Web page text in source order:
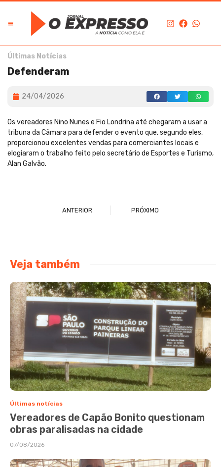
Últimas Notícias
Defenderam
24/04/2026
Os vereadores Nino Nunes e Fio Londrina até chegaram a usar a
tribuna da Câmara para defender o evento que, segundo eles,
proporcionou excelentes vendas para comerciantes locais e
elogiaram o trabalho feito pelo secretário de Esportes e Turismo,
Alan Galvão.
ANTERIOR PRÓXIMO
Veja também
Últimas notícias
Vereadores de Capão Bonito questionam
obras paralisadas na cidade
07/08/2026